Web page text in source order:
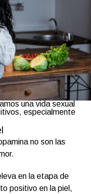
una vida sexual
especialmente
no son las
en la etapa de
positivo en la piel,